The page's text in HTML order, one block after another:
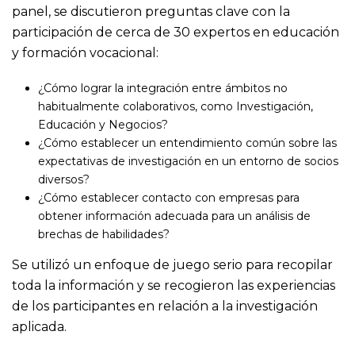
panel, se discutieron preguntas clave con la
participación de cerca de 30 expertos en educación
y formación vocacional:
¿Cómo lograr la integración entre ámbitos no
habitualmente colaborativos, como Investigación,
Educación y Negocios?
¿Cómo establecer un entendimiento común sobre las
expectativas de investigación en un entorno de socios
diversos?
¿Cómo establecer contacto con empresas para
obtener información adecuada para un análisis de
brechas de habilidades?
Se utilizó un enfoque de juego serio para recopilar
toda la información y se recogieron las experiencias
de los participantes en relación a la investigación
aplicada.